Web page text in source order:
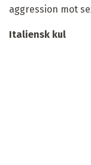
aggression mot
Italiensk kul